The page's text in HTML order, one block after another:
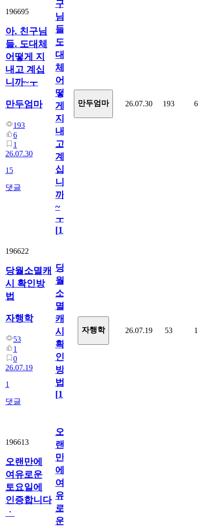
196695
아. 친구님
들. 도대체
어떻게 지
내고 계십
니까~ㅜ
만두엄마
193
6
1
26.07.30
15
댓글
구
님
들.
도
대
체
어
떻
게
지
내
고
계
십
니
까
~
ㅜ
[15
만두엄마 26.07.30 193 6
196622
당월소멸캐
시 확인방
법
자행학
53
1
0
26.07.19
1
댓글
당
월
소
멸
캐
시
확
인
방
법
[1]
자행학 26.07.19 53 1
196613
오랜만에
여유로운
토요일에
인증합니다
ㆍ
오
랜
만
에
여
유
로
운